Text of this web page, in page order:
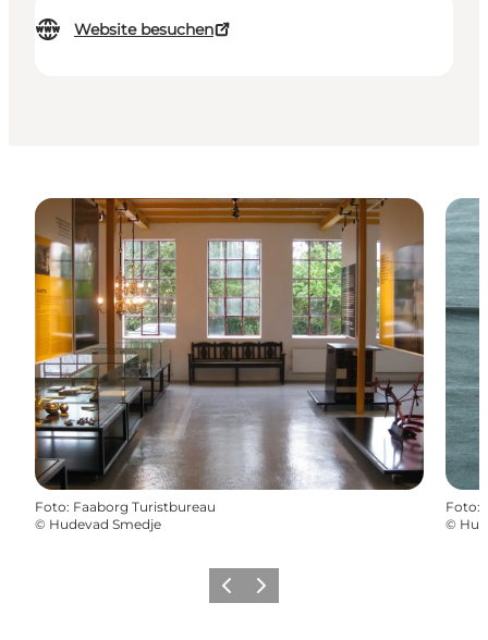
Website besuchen
Foto: Faaborg Turistbureau
© Hudevad Smedje
Foto:
©
ZurückWeiter